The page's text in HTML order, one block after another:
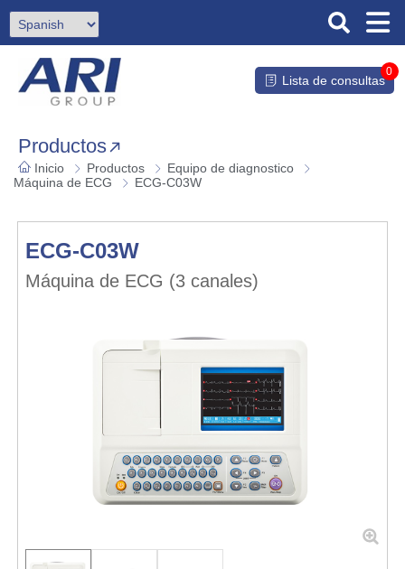
Lista de consultas
0
Productos
Inicio Productos
Equipo de diagnostico
Máquina de ECG
ECG-C03W
ECG-C03W
Máquina de ECG (3 canales)